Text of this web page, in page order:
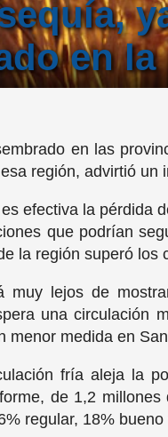
en
en las
región, advirtió un
efectiva la pérdida
que podrían
la región superó los
muy lejos de
una circulación
menor medida en
fría aleja la
de 1,2
regular, 18%